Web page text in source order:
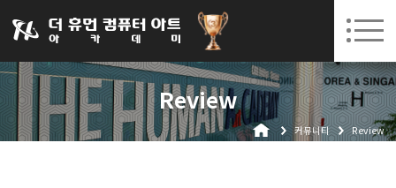
031-252-7277 수원캠퍼스 개강 08. 18.(화)
로그인 회원가입 고객센터
Review
커뮤니티 Review
아카데미소개
인사말